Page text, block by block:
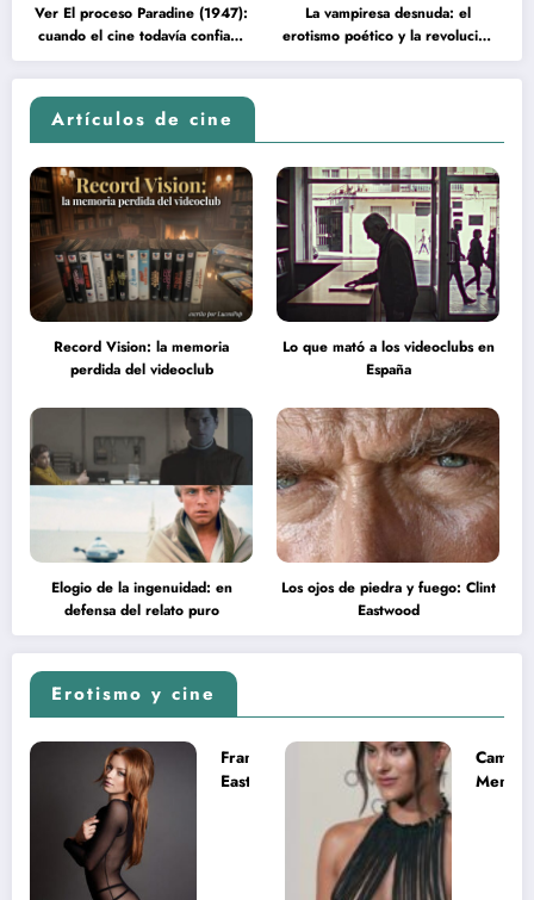
Ver El proceso Paradine (1947):
cuando el cine todavía confiaba
en la inteligencia del espectador
La vampiresa desnuda: el
erotismo poético y la revolución
psicodélica de Jean Rollin
Artículos de cine
Record Vision: la memoria
perdida del videoclub
Lo que mató a los videoclubs en
España
Elogio de la ingenuidad: en
defensa del relato puro
Los ojos de piedra y fuego: Clint
Eastwood
Erotismo y cine
Francesca
Eastwood y
Camila
Mendes